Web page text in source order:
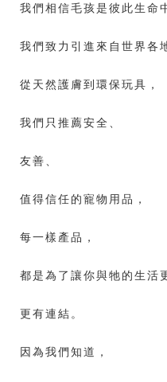
我們相信毛孩是彼此生命
我們致力引進來自世界各
從天然護膚到環保玩具，
我們只推薦安全、
友善、
值得信任的寵物用品，
每一樣產品，
都是為了讓你與牠的生活
更有連結。
因為我們知道，